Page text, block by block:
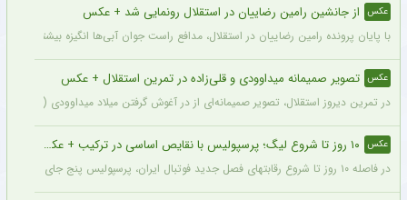
عکس از جانشین رامین رضاییان در استقلال رونمایی شد + عکس
با پایان پرونده رامین رضاییان در استقلال، مدافع راست جوان آبی‌ها انگیزه بیشتری
عکس تصویر صمیمانه میداوودی و قلی‌زاده در تمرین استقلال + عکس
در تمرین دیروز استقلال، تصویر صمیمانه‌ای از در آغوش گرفتن میلاد میداوودی (مربی
عکس ۱۰ روز تا شروع لیگ؛ پرسپولیس با نقایص اساسی در ترکیب + عکس
در فاصله ۱۰ روز تا شروع رقابتهای فصل جدید فوتبال ایران، پرسپولیس پنج جای خالی در فهرست بزرگسالان خود می‌بیند و البته نقایصی که در صورت عدم تکمیل تیم، میتواند آسیب بزرگی را در طول فصل به این تیم بزند. سرخپوشان در این پنجره نقل و انتقالات ۸ خرید را انجام دادند اما باتوجه به ضعف اسکواد فصل گذشته و همچنین کنار گذاشتن شش بازیکن، همچنان چند پست در تیم پرسپولیس خالی است.